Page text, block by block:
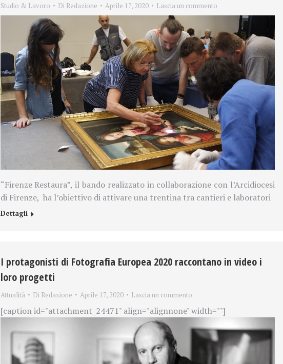
Studio & Lavoro Di Redazione Aprile 17, 2020 Lascia un commento
“Firenze Restaura”, il bando realizzato in collaborazione con l’Arcidiocesi
di Firenze, ha l’obiettivo di attivare una trentina tra cantieri e laboratori
Dettagli
I protagonisti di Fotografia Europea 2020 raccontano in video i
loro progetti
Attualità Di Redazione Aprile 17, 2020 Lascia un commento
[caption id="attachment_24471" align="alignnone" width=""]